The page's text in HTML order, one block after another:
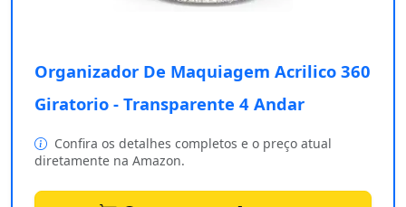
Organizador De Maquiagem Acrilico 360
Giratorio - Transparente 4 Andar
Confira os detalhes completos e o preço atual
diretamente na Amazon.